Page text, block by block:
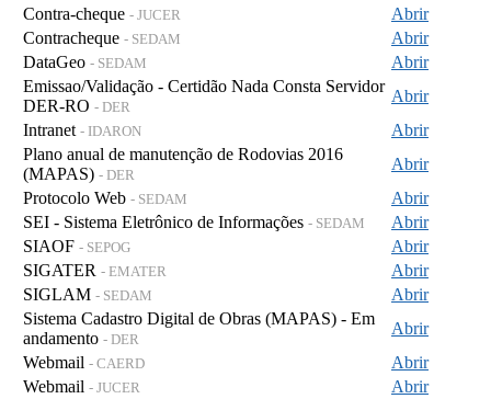
Contra-cheque - JUCER
Abrir
Contracheque - SEDAM
Abrir
DataGeo - SEDAM
Abrir
Emissao/Validação - Certidão Nada Consta Servidor
DER-RO - DER
Abrir
Intranet - IDARON
Abrir
Plano anual de manutenção de Rodovias 2016
(MAPAS) - DER
Abrir
Protocolo Web - SEDAM
Abrir
SEI - Sistema Eletrônico de Informações - SEDAM
Abrir
SIAOF - SEPOG
Abrir
SIGATER - EMATER
Abrir
SIGLAM - SEDAM
Abrir
Sistema Cadastro Digital de Obras (MAPAS) - Em
andamento - DER
Abrir
Webmail - CAERD
Abrir
Webmail - JUCER
Abrir